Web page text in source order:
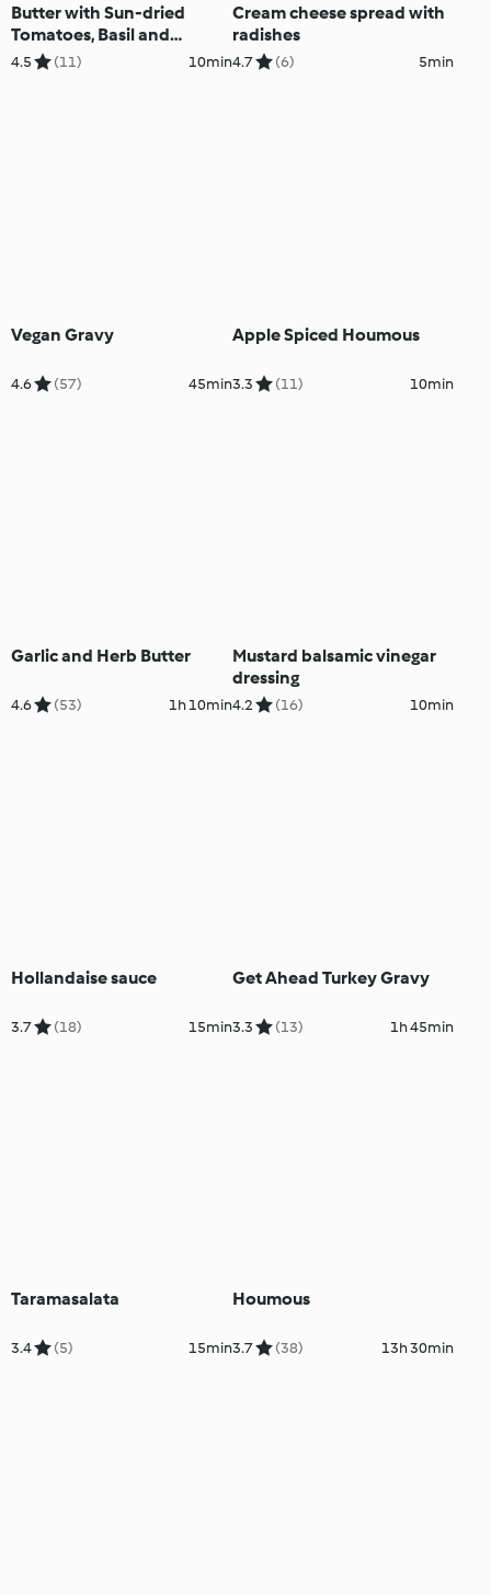
Butter with Sun-dried
Tomatoes, Basil and
Parmesan
4.5 (11) 10min
Cream cheese spread with
radishes
4.7 (6) 5min
Vegan Gravy
4.6 (57) 45min
Apple Spiced Houmous
3.3 (11) 10min
Garlic and Herb Butter
4.6 (53) 1h 10min
Mustard balsamic vinegar
dressing
4.2 (16) 10min
Hollandaise sauce
3.7 (18) 15min
Get Ahead Turkey Gravy
3.3 (13) 1h 45min
Taramasalata
3.4 (5) 15min
Houmous
3.7 (38) 13h 30min